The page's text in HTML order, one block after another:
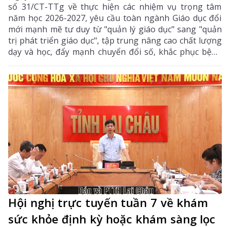
số 31/CT-TTg về thực hiện các nhiệm vụ trọng tâm
năm học 2026-2027, yêu cầu toàn ngành Giáo dục đổi
mới mạnh mẽ tư duy từ "quản lý giáo dục" sang "quản
trị phát triển giáo dục", tập trung nâng cao chất lượng
dạy và học, đẩy mạnh chuyển đổi số, khắc phục bệnh
thành tích, bảo đảm đủ giáo viên, trường lớp, cơ sở
vật chất và xây dựng môi trường giáo dục an toàn,
hiện đại, đáp ứng yêu cầu phát triển nguồn nhân lực
chất lượng cao.
Hội nghị trực tuyến tuần 7 về khám
sức khỏe định kỳ hoặc khám sàng lọc